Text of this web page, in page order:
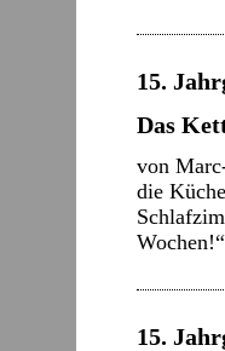
15.
Das
von
die
15.